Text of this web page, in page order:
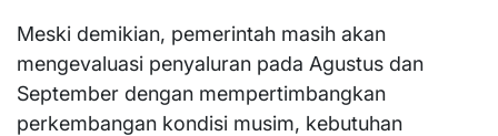
Meski demikian, pemerintah masih akan
mengevaluasi penyaluran pada Agustus dan
September dengan mempertimbangkan
perkembangan kondisi musim, kebutuhan